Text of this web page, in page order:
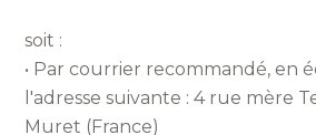
soit :
• Par courrier recommandé, en
l'adresse suivante : 4 rue mère
Muret (France)